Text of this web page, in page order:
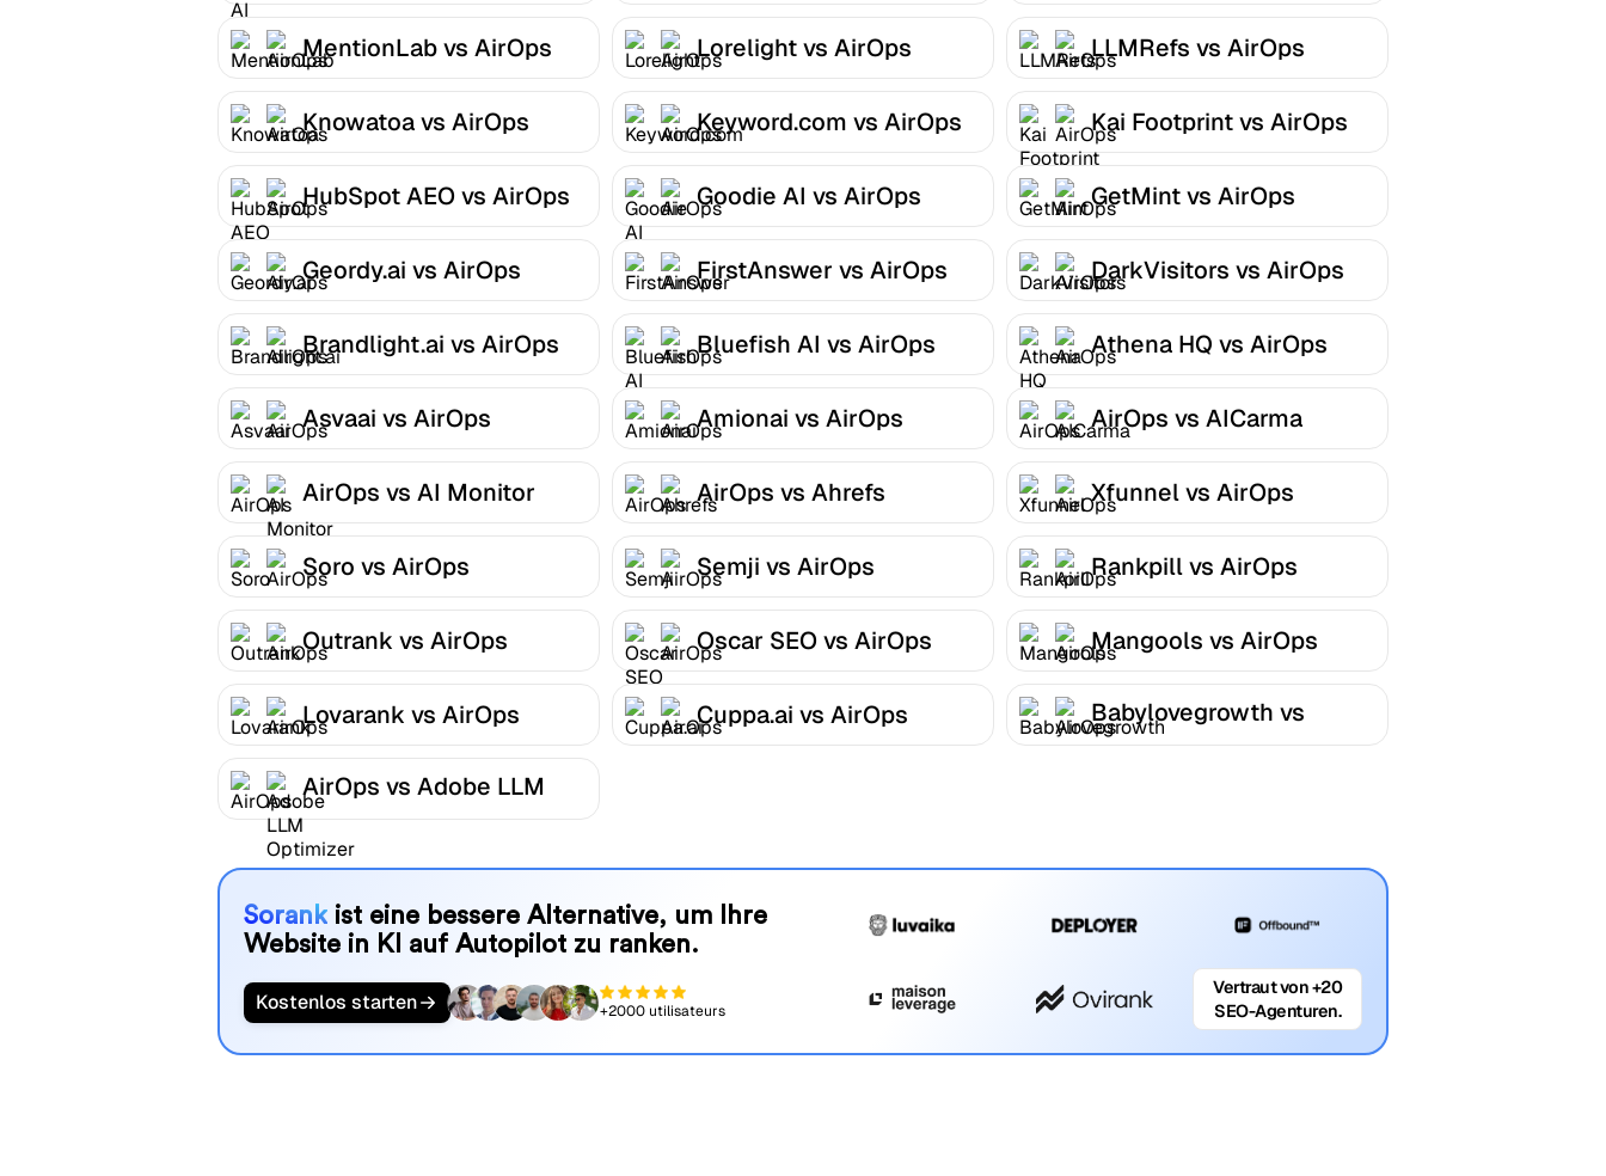
MentionLab vs AirOps Lorelight vs AirOps LLMRefs vs AirOps
Knowatoa vs AirOps Keyword.com vs AirOps Kai Footprint vs AirOps
HubSpot AEO vs AirOps Goodie AI vs AirOps GetMint vs AirOps
Geordy.ai vs AirOps FirstAnswer vs AirOps DarkVisitors vs AirOps
Brandlight.ai vs AirOps Bluefish AI vs AirOps Athena HQ vs AirOps
Asvaai vs AirOps Amionai vs AirOps AirOps vs AICarma
AirOps vs AI Monitor AirOps vs Ahrefs Xfunnel vs AirOps
Soro vs AirOps Semji vs AirOps Rankpill vs AirOps
Outrank vs AirOps Oscar SEO vs AirOps Mangools vs AirOps
Lovarank vs AirOps Cuppa.ai vs AirOps
Babylovegrowth vs
AirOps
AirOps vs Adobe LLM
Optimizer
Sorankist eine bessere Alternative, um Ihre
Website in KI auf Autopilot zu ranken.
Kostenlos starten +2000 utilisateurs
Vertraut von +20
SEO-Agenturen.